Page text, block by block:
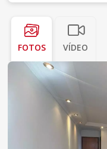
FOTOS VÍDEO